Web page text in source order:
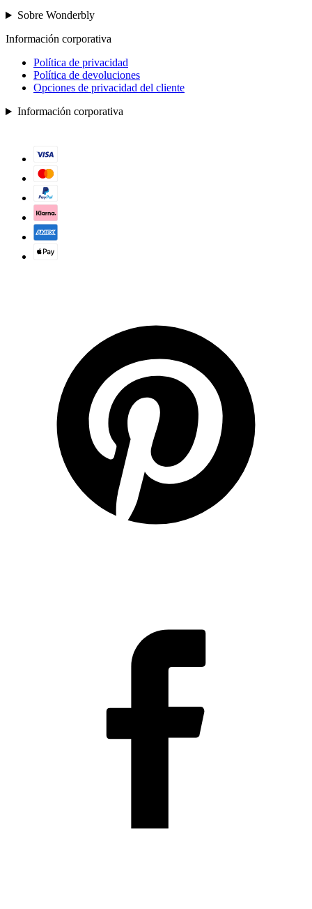
Sobre Wonderbly
Información corporativa
Política de privacidad
Política de devoluciones
Opciones de privacidad del cliente
Información corporativa